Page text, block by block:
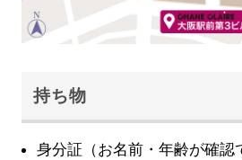
持ち物
身分証（お名前・年齢が確認